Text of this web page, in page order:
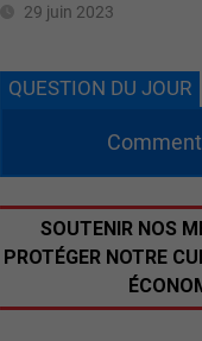
29 juin 2023
QUESTION DU JOUR
SOUTENIR NOS
PROTÉGER NOTRE